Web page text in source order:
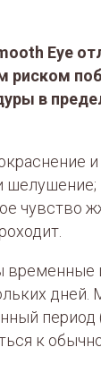
Eye
риском
в
шелушение;
чувство
временные
период
к